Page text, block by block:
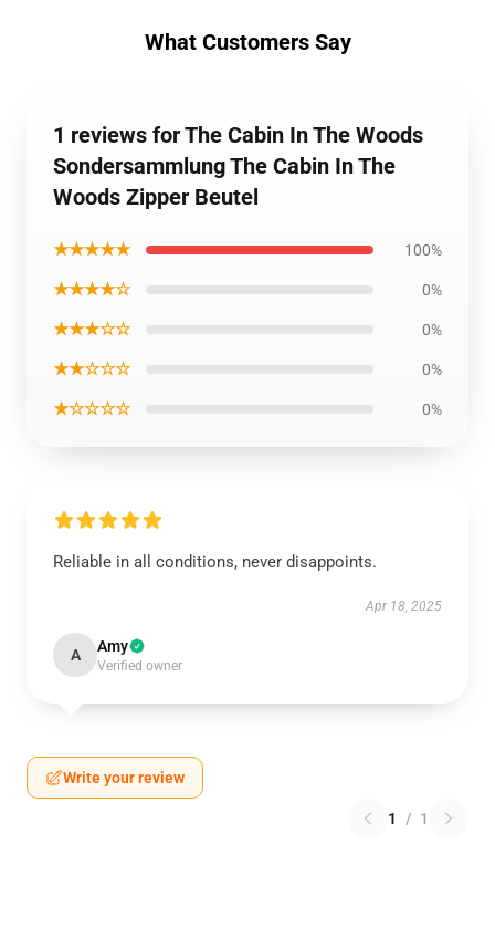
What Customers Say
1 reviews for The Cabin In The Woods
Sondersammlung The Cabin In The
Woods Zipper Beutel
★★★★★ 100%
★★★★☆ 0%
★★★☆☆ 0%
★★☆☆☆ 0%
★☆☆☆☆ 0%
Reliable in all conditions, never disappoints.
Apr 18, 2025
A Amy
Verified owner
Write your review
1 / 1